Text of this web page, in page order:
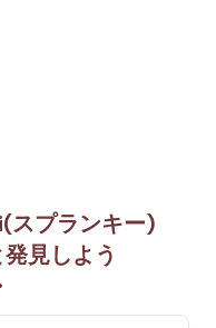
プランキー)
見しよう